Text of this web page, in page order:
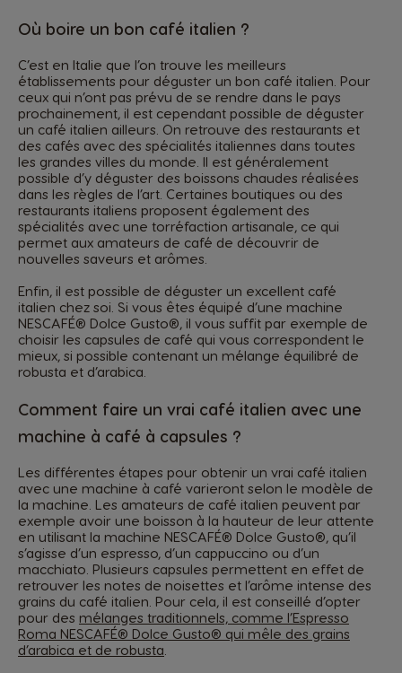
Où boire un bon café italien ?
C’est en Italie que l’on trouve les meilleurs
établissements pour déguster un bon café italien. Pour
ceux qui n’ont pas prévu de se rendre dans le pays
prochainement, il est cependant possible de déguster
un café italien ailleurs. On retrouve des restaurants et
des cafés avec des spécialités italiennes dans toutes
les grandes villes du monde. Il est généralement
possible d’y déguster des boissons chaudes réalisées
dans les règles de l’art. Certaines boutiques ou des
restaurants italiens proposent également des
spécialités avec une torréfaction artisanale, ce qui
permet aux amateurs de café de découvrir de
nouvelles saveurs et arômes.
Enfin, il est possible de déguster un excellent café
italien chez soi. Si vous êtes équipé d’une machine
NESCAFÉ® Dolce Gusto®, il vous suffit par exemple de
choisir les capsules de café qui vous correspondent le
mieux, si possible contenant un mélange équilibré de
robusta et d’arabica.
Comment faire un vrai café italien avec une
machine à café à capsules ?
Les différentes étapes pour obtenir un vrai café italien
avec une machine à café varieront selon le modèle de
la machine. Les amateurs de café italien peuvent par
exemple avoir une boisson à la hauteur de leur attente
en utilisant la machine NESCAFÉ® Dolce Gusto®, qu’il
s’agisse d’un espresso, d’un cappuccino ou d’un
macchiato. Plusieurs capsules permettent en effet de
retrouver les notes de noisettes et l’arôme intense des
grains du café italien. Pour cela, il est conseillé d’opter
pour des mélanges traditionnels, comme l’Espresso
Roma NESCAFÉ® Dolce Gusto® qui mêle des grains
d’arabica et de robusta